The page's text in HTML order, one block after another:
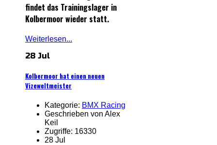
findet das Trainingslager in
Kolbermoor wieder statt.
Weiterlesen...
28 Jul
Kolbermoor hat einen neuen
Vizeweltmeister
Kategorie: BMX Racing
Geschrieben von Alex
Keil
Zugriffe: 16330
28 Jul